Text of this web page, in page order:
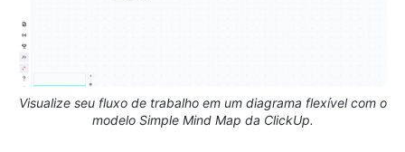
Visualize seu fluxo de trabalho em um diagrama flexível com o
modelo Simple Mind Map da ClickUp.